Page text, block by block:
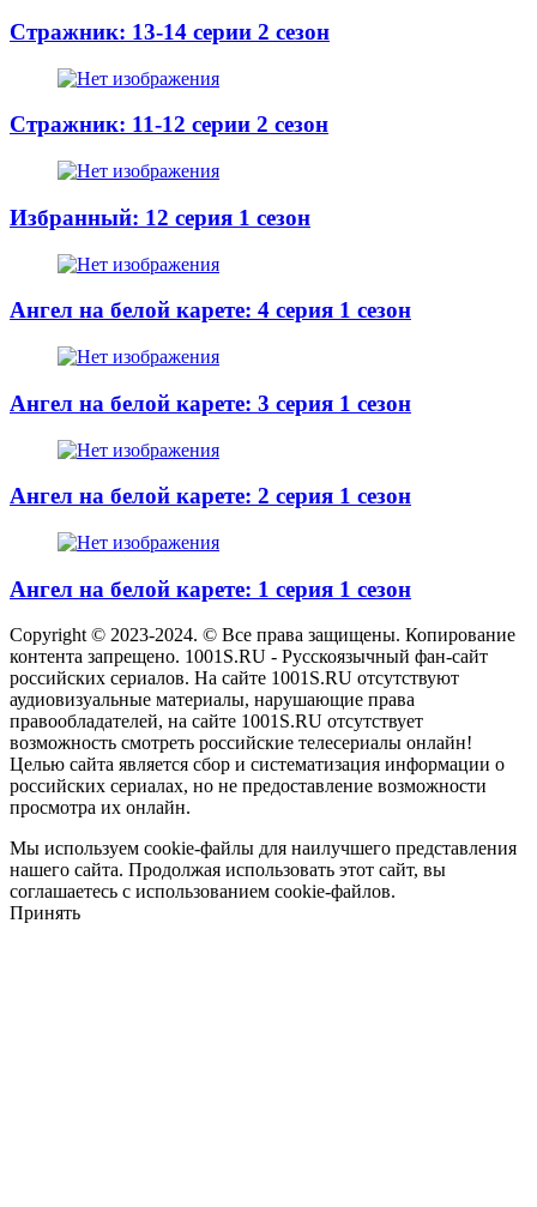
Стражник: 13-14 серии 2 сезон
Стражник: 11-12 серии 2 сезон
Избранный: 12 серия 1 сезон
Ангел на белой карете: 4 серия 1 сезон
Ангел на белой карете: 3 серия 1 сезон
Ангел на белой карете: 2 серия 1 сезон
Ангел на белой карете: 1 серия 1 сезон
Copyright © 2023-2024. © Все права защищены. Копирование
контента запрещено. 1001S.RU - Русскоязычный фан-сайт
российских сериалов. На сайте 1001S.RU отсутствуют
аудиовизуальные материалы, нарушающие права
правообладателей, на сайте 1001S.RU отсутствует
возможность смотреть российские телесериалы онлайн!
Целью сайта является сбор и систематизация информации о
российских сериалах, но не предоставление возможности
просмотра их онлайн.
Мы используем cookie-файлы для наилучшего представления
нашего сайта. Продолжая использовать этот сайт, вы
соглашаетесь с использованием cookie-файлов.
Принять